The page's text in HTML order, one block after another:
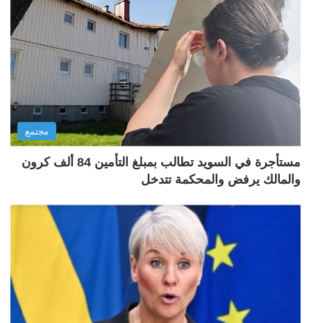
مجتمع
مستأجرة في السويد تطالب بمبلغ التأمين 84 ألف كرون
والمالك يرفض والمحكمة تتدخل